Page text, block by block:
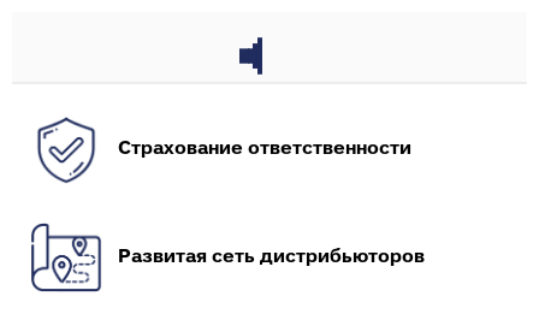
Страхование ответственности
Развитая сеть дистрибьюторов